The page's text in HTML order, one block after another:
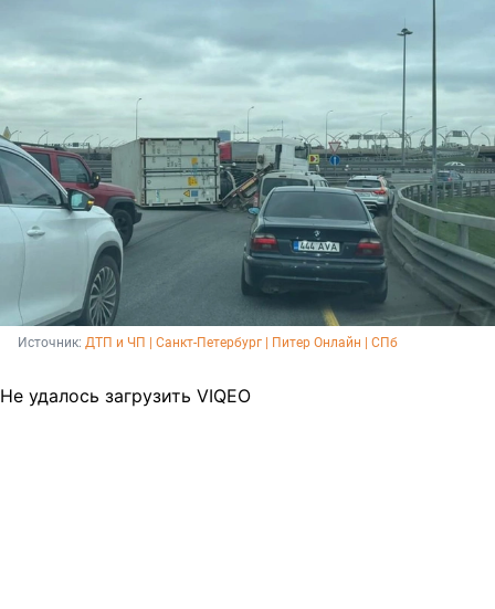
Источник: ДТП и ЧП | Санкт-Петербург | Питер Онлайн | СПб
Не удалось загрузить VIQEO